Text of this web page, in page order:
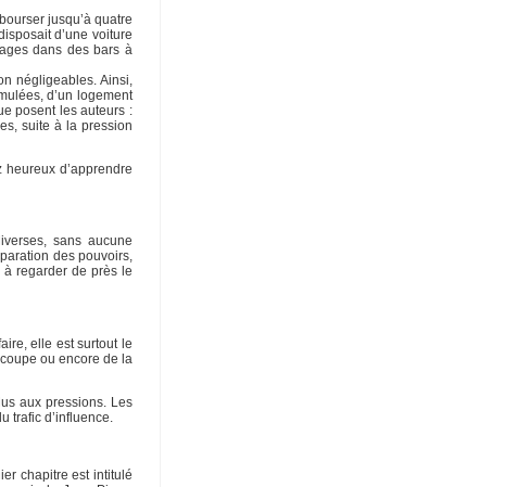
jusqu’à quatre
d’une voiture
dans des bars à
négligeables. Ainsi,
d’un logement
posent les auteurs :
suite à la pression
d’apprendre
sans aucune
des pouvoirs,
à regarder de près le
elle est surtout le
ou encore de la
aux pressions. Les
trafic d’influence.
chapitre est intitulé